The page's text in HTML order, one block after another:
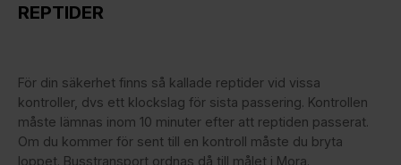
REPTIDER
För din säkerhet finns så kallade reptider vid vissa
kontroller, dvs ett klockslag för sista passering. Kontrollen
måste lämnas inom 10 minuter efter att reptiden passerat.
Om du kommer för sent till en kontroll måste du bryta
loppet. Busstransport ordnas då till målet i Mora.